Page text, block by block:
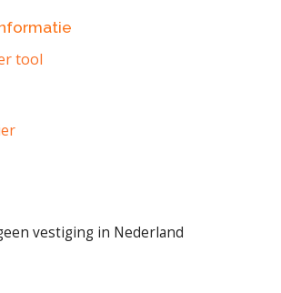
tool
vestiging in Nederland